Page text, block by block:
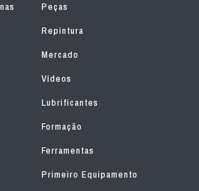
Peças
Repintura
Mercado
Vídeos
Lubrificantes
Formação
Ferramentas
Primeiro Equipamento